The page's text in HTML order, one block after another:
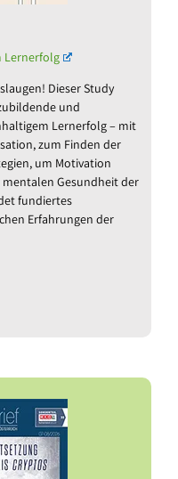
Lernerfolg
Dieser Study
und
Lernerfolg – mit
zum Finden der
um Motivation
Gesundheit der
fundiertes
Erfahrungen der